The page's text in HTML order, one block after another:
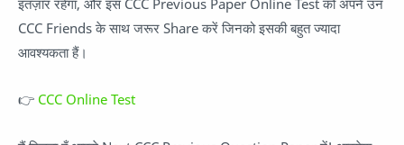
CCC Friends के साथ जरूर Share करें जिनको इसकी बहुत ज्यादा
आवश्यकता हैं।
👉 CCC Online Test